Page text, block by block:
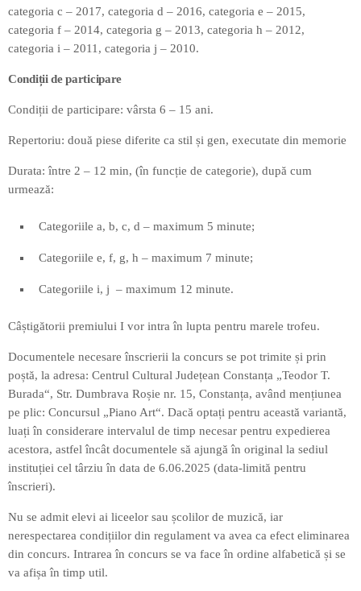
categoria c – 2017, categoria d – 2016, categoria e – 2015,
categoria f – 2014, categoria g – 2013, categoria h – 2012,
categoria i – 2011, categoria j – 2010.
Condiții de participare
Condiții de participare: vârsta 6 – 15 ani.
Repertoriu: două piese diferite ca stil și gen, executate din memorie
Durata: între 2 – 12 min, (în funcție de categorie), după cum
urmează:
Categoriile a, b, c, d – maximum 5 minute;
Categoriile e, f, g, h – maximum 7 minute;
Categoriile i, j – maximum 12 minute.
Câștigătorii premiului I vor intra în lupta pentru marele trofeu.
Documentele necesare înscrierii la concurs se pot trimite și prin
poștă, la adresa: Centrul Cultural Județean Constanța „Teodor T.
Burada“, Str. Dumbrava Roșie nr. 15, Constanța, având mențiunea
pe plic: Concursul „Piano Art“. Dacă optați pentru această variantă,
luați în considerare intervalul de timp necesar pentru expedierea
acestora, astfel încât documentele să ajungă în original la sediul
instituției cel târziu în data de 6.06.2025 (data-limită pentru
înscrieri).
Nu se admit elevi ai liceelor sau școlilor de muzică, iar
nerespectarea condițiilor din regulament va avea ca efect eliminarea
din concurs. Intrarea în concurs se va face în ordine alfabetică și se
va afișa în timp util.